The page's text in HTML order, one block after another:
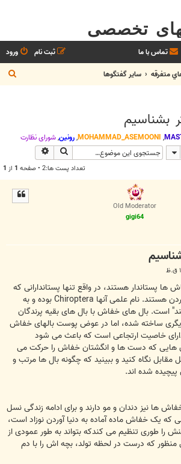
تخصصی
تماس با ما ورود
ثبت نام
متفرقه ساير گفتگوها
س
بشناسیم
,
MOHAMMAD_ASEMOONI
,رونین,شوراي نظارت
جستجو
تعداد پست ها:2 • صفحه 1 از 1
Old Moderator
gigi64
پستاندار هستند، در واقع تنها پستاندارانی که
بال دارند و قادر به پرواز کردن هستند. نام علمی آنها Chiroptera بوده و به
است. بال های خفاش با بال های بقیه پرندگان
ساخته شده، اما در عوض پوست بالهای خفاش
خاصیت ارتجاعی است که باعث می شود
هایی که دست ها و انگشتان خفاش را حرکت می
نگاه کنید و ببینید که چگونه بال ها مرتب و
شده اند.
ها نیز دندان و مو دارند و برای ادامه زندگی نسل
که یک خفاش ماده آماده به دنیا آوردن نوزاد است،
را طوری تنظیم می کندکه بتواند به طور عمودی از
منظور که درست در لحظه تولد، بچه اش را با دم